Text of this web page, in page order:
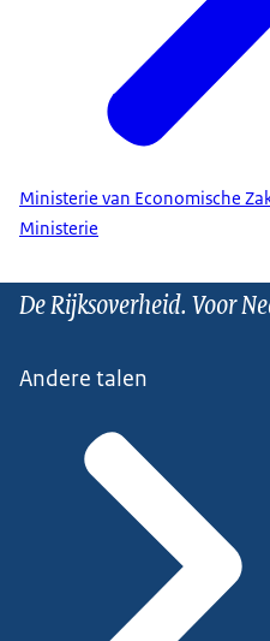
Ministerie van Economische
Ministerie
De Rijksoverheid. Voor
Andere talen